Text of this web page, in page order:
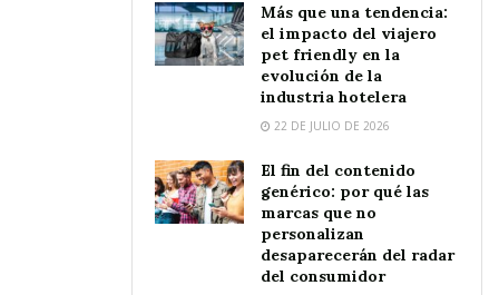
Más que una tendencia:
el impacto del viajero
pet friendly en la
evolución de la
industria hotelera
22 DE JULIO DE 2026
El fin del contenido
genérico: por qué las
marcas que no
personalizan
desaparecerán del radar
del consumidor